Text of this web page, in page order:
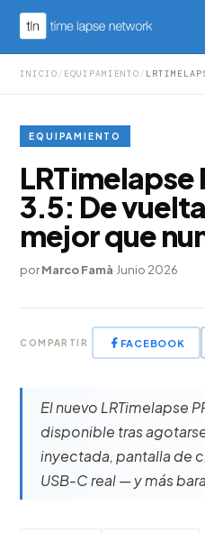
INICIO / EQUIPAMIENTO /
EQUIPAMIENTO
LRTimelapse
3.5: De
mejor que
porMarco Famà·Junio 2026
COMPARTIR FACEBOOK
El nuevo LRTimelapse
disponible tras
inyectada, pantalla de
USB-C real — y más